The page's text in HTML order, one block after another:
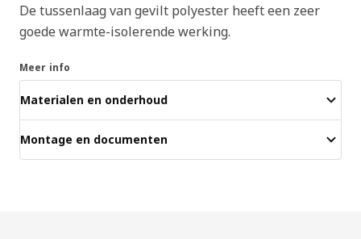
De tussenlaag van gevilt polyester heeft een zeer
goede warmte-isolerende werking.
Meer info
Materialen en onderhoud
Montage en documenten